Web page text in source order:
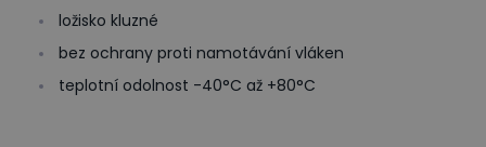
ložisko kluzné
bez ochrany proti namotávání vláken
teplotní odolnost -40°C až +80°C